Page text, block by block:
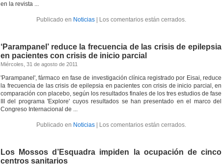
en la revista ...
Publicado en Noticias| Los comentarios están cerrados.
‘Parampanel’ reduce la frecuencia de las crisis de epilepsia
en pacientes con crisis de inicio parcial
Miércoles, 31 de agosto de 2011
'Parampanel', fármaco en fase de investigación clínica registrado por Eisai, reduce
la frecuencia de las crisis de epilepsia en pacientes con crisis de inicio parcial, en
comparación con placebo, según los resultados finales de los tres estudios de fase
III del programa 'Explore' cuyos resultados se han presentado en el marco del
Congreso Internacional de ...
Publicado en Noticias| Los comentarios están cerrados.
Los Mossos d’Esquadra impiden la ocupación de cinco
centros sanitarios